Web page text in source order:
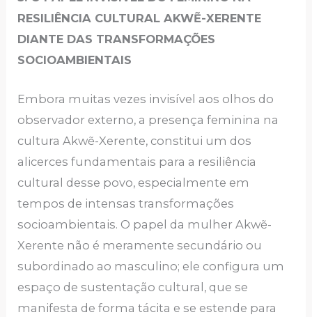
RESILIÊNCIA CULTURAL AKWẼ-XERENTE
DIANTE DAS TRANSFORMAÇÕES
SOCIOAMBIENTAIS
Embora muitas vezes invisível aos olhos do
observador externo, a presença feminina na
cultura Akwẽ-Xerente, constitui um dos
alicerces fundamentais para a resiliência
cultural desse povo, especialmente em
tempos de intensas transformações
socioambientais. O papel da mulher Akwẽ-
Xerente não é meramente secundário ou
subordinado ao masculino; ele configura um
espaço de sustentação cultural, que se
manifesta de forma tácita e se estende para